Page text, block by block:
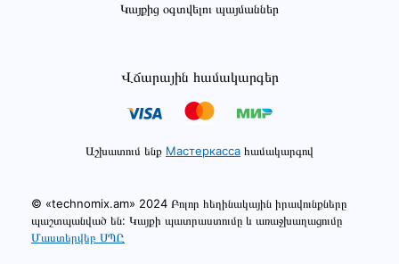
Կայքից օգտվելու պայմաններ
Վճարային համակարգեր
Աշխատում ենք Мастеркасса համակարգով
© «technomix.am» 2024 Բոլոր հեղինակային իրավունքները
պաշտպանված են: Կայքի պատրաստումը և առաջխաղացումը
Մաստերվեբ ՍՊԸ